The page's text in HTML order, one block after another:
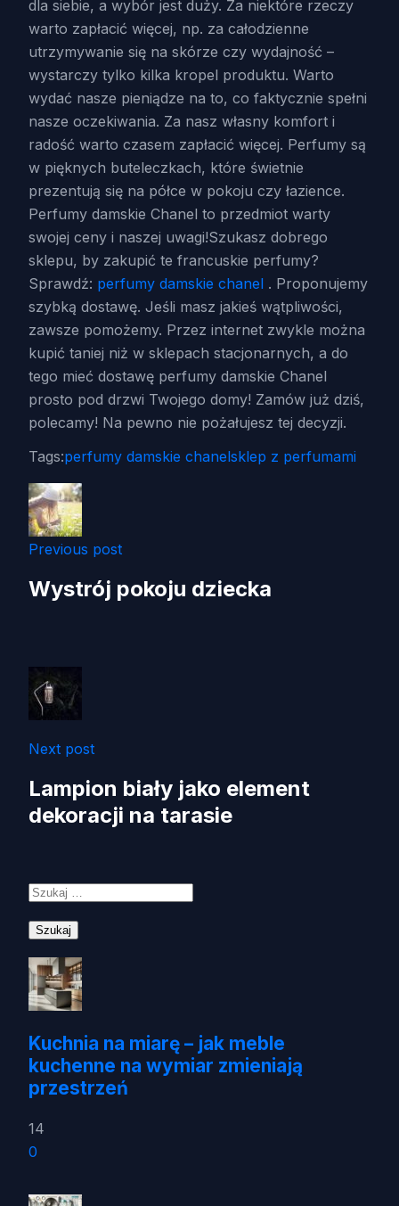
dla siebie, a wybór jest duży. Za niektóre rzeczy
warto zapłacić więcej, np. za całodzienne
utrzymywanie się na skórze czy wydajność –
wystarczy tylko kilka kropel produktu. Warto
wydać nasze pieniądze na to, co faktycznie spełni
nasze oczekiwania. Za nasz własny komfort i
radość warto czasem zapłacić więcej. Perfumy są
w pięknych buteleczkach, które świetnie
prezentują się na półce w pokoju czy łazience.
Perfumy damskie Chanel to przedmiot warty
swojej ceny i naszej uwagi!Szukasz dobrego
sklepu, by zakupić te francuskie perfumy?
Sprawdź: perfumy damskie chanel . Proponujemy
szybką dostawę. Jeśli masz jakieś wątpliwości,
zawsze pomożemy. Przez internet zwykle można
kupić taniej niż w sklepach stacjonarnych, a do
tego mieć dostawę perfumy damskie Chanel
prosto pod drzwi Twojego domy! Zamów już dziś,
polecamy! Na pewno nie pożałujesz tej decyzji.
Tags:perfumy damskie chanelsklep z perfumami
Previous post
Wystrój pokoju dziecka
Next post
Lampion biały jako element
dekoracji na tarasie
Kuchnia na miarę – jak meble
kuchenne na wymiar zmieniają
przestrzeń
14
0